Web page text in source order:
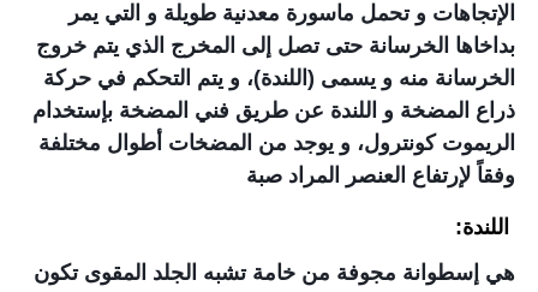
الإتجاهات و تحمل ماسورة معدنية طويلة و التي يمر
بداخاها الخرسانة حتى تصل إلى المخرج الذي يتم خروج
الخرسانة منه و يسمى (اللندة)، و يتم التحكم في حركة
ذراع المضخة و اللندة عن طريق فني المضخة بإستخدام
الريموت كونترول، و يوجد من المضخات أطوال مختلفة
وفقاً لإرتفاع العنصر المراد صبة
اللندة:
هي إسطوانة مجوفة من خامة تشبه الجلد المقوى تكون